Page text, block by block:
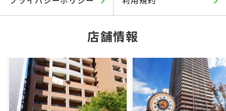
店舗情報